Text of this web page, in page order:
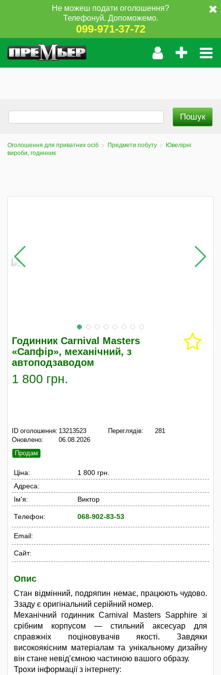
Не можеш подати оголошення?
Телефонуй. Допоможемо.
099-971-37-72
Оголошення для приватних осіб Предмети побуту
Ювелірні
вироби, годинник
Годинник Carnival Masters
«Сапфір», механічний, з
автоподзаводом
1 800 грн.
ID оголошення: 13213523
Оновлено:
06.08.2026
Переглядів: 281
Продам
Ціна:
1 800 грн.
Адреса:
Ім'я:
Виктор
Телефон: 068-902-83-53
Email:
Сайт:
Опис
Стан відмінний, подряпин немає, працюють чудово.
Ззаду є оригінальний серійний номер.
Механічний годинник Carnival Masters Sapphire зі
срібним корпусом — стильний аксесуар для
справжніх поціновувачів якості. Завдяки
високоякісним матеріалам та унікальному дизайну
він стане невід’ємною частиною вашого образу.
Трохи інформації з інтернету: